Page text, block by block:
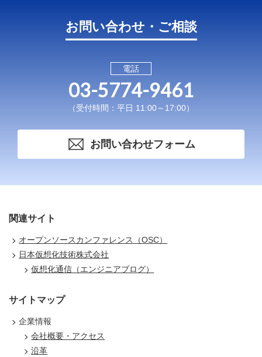
お問い合わせ・ご相談
電話
03-5774-9461
（受付時間：平日 11:00～17:00）
お問い合わせフォーム
関連サイト
オープンソースカンファレンス（OSC）
日本仮想化技術株式会社
仮想化通信（エンジニアブログ）
サイトマップ
企業情報
会社概要・アクセス
沿革